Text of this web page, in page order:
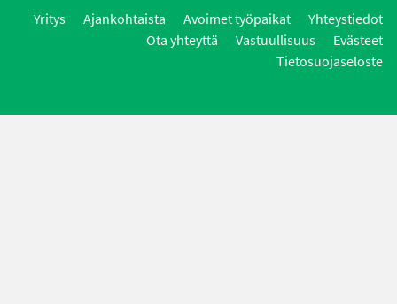
Yritys Ajankohtaista Avoimet työpaikat
Yhteystiedot
Ota yhteyttä
Vastuullisuus
Evästeet
Tietosuojaseloste